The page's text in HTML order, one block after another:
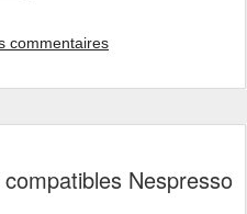
commentaires
Nespresso